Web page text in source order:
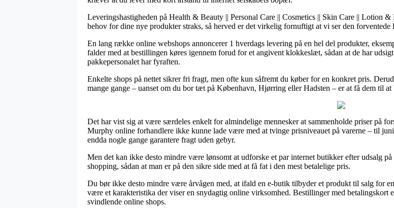
Leveringshastigheden på Health & Beauty || Personal Care || Cosmetics || Skin Care || Lotion
behov for dine nye produkter straks, så herved er det virkelig fornuftigt at vi ser den forventede
En lang række online webshops annoncerer 1 hverdags levering på en hel del produkter,
falder med at bestillingen køres igennem forud for et angivent klokkeslæt, sådan at de har
pakkepersonalet har fyraften.
Enkelte shops på nettet sikrer fri fragt, men ofte kun såfremt du køber for en konkret pris.
mange gange – uanset om du bor tæt på København, Hjørring eller Hadsten – er at få dem til
Det har vist sig at være særdeles enkelt for almindelige mennesker at sammenholde priser på
Murphy online forhandlere ikke kunne lade være med at tvinge prisniveauet på varerne – til
endda nogle gange garantere fragt uden gebyr.
Men det kan ikke desto mindre være lønsomt at udforske et par internet butikker efter
shopping, sådan at man er på den sikre side med at få fat i den mest betalelige pris.
Du bør ikke desto mindre være årvågen med, at ifald en e-butik tilbyder et produkt til salg for
være et karakteristika der viser en snydagtig online virksomhed. Bestillinger med betalingskort
svindlende online shops.